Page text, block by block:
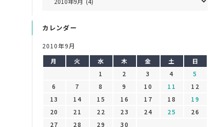
カレンダー
2010年9月
月
火 水 木 金 土
日
1
2 3 4
5
6
7 8 9 10 11
12
13
14 15 16 17 18
19
20
21 22 23 24 25
26
27
28 29
30